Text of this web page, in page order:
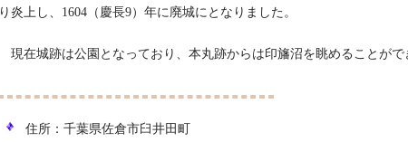
り炎上し、1604（慶長9）年に廃城にとなりました。
現在城跡は公園となっており、本丸跡からは印旛沼を眺めることがで
住所：千葉県佐倉市臼井田町